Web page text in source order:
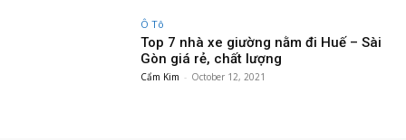
Ô Tô
Top 7 nhà xe giường nằm đi Huế – Sài
Gòn giá rẻ, chất lượng
Cẩm Kim - October 12, 2021